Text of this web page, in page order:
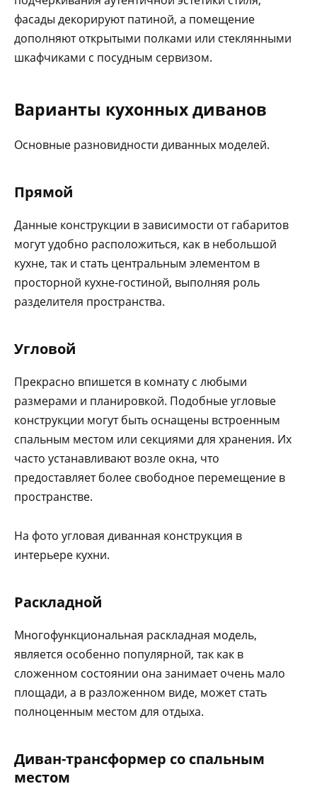
фасады декорируют патиной, а помещение
дополняют открытыми полками или стеклянными
шкафчиками с посудным сервизом.
Варианты кухонных диванов
Основные разновидности диванных моделей.
Прямой
Данные конструкции в зависимости от габаритов
могут удобно расположиться, как в небольшой
кухне, так и стать центральным элементом в
просторной кухне-гостиной, выполняя роль
разделителя пространства.
Угловой
Прекрасно впишется в комнату с любыми
размерами и планировкой. Подобные угловые
конструкции могут быть оснащены встроенным
спальным местом или секциями для хранения. Их
часто устанавливают возле окна, что
предоставляет более свободное перемещение в
пространстве.
На фото угловая диванная конструкция в
интерьере кухни.
Раскладной
Многофункциональная раскладная модель,
является особенно популярной, так как в
сложенном состоянии она занимает очень мало
площади, а в разложенном виде, может стать
полноценным местом для отдыха.
Диван-трансформер со спальным
местом